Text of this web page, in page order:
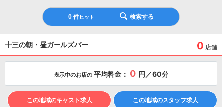
0 件ヒット 検索する
十三の朝・昼ガールズバー 0 店舗
表示中のお店の 平均料金： 0 円／60分
この地域のキャスト求人 この地域のスタッフ求人